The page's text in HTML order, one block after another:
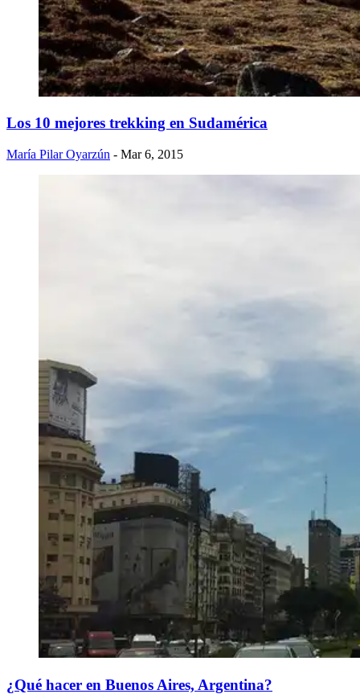
Los 10 mejores trekking en Sudamérica
María Pilar Oyarzún - Mar 6, 2015
¿Qué hacer en Buenos Aires, Argentina?